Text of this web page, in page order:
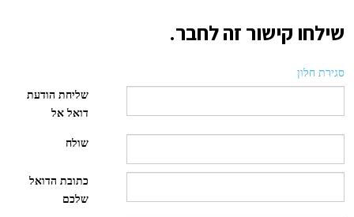
שילחו קישור זה לחבר.
סגירת חלון
שליחת הודעת
דואל אל
שולח
כתובת הדואל
שלכם